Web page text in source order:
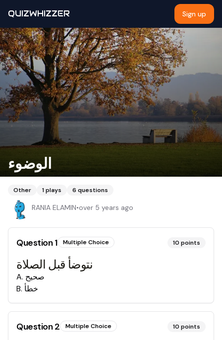
QUIZWHIZZER Sign up
الوضوء
Other 1plays 6 questions
RANIA ELAMIN•over 5 years ago
Question1 Multiple Choice 10 points
نتوضأ قبل الصلاة
A. صحيح
B. خطأ
Question2 Multiple Choice 10 points